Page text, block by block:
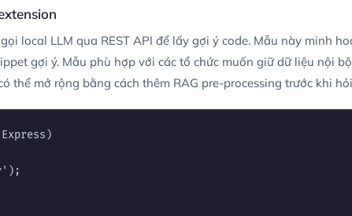
local LLM qua REST API để lấy gợi ý code. Mẫu này minh
gợi ý. Mẫu phù hợp với các tổ chức muốn giữ dữ liệu nội
thể mở rộng bằng cách thêm RAG pre-processing trước khi